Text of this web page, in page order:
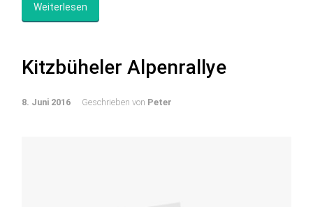
Weiterlesen
Kitzbüheler Alpenrallye
8. Juni 2016 Geschrieben von Peter